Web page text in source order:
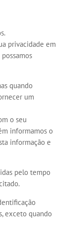
privacidade em
quando
um
o seu
informamos o
informação e
pelo tempo
exceto quando